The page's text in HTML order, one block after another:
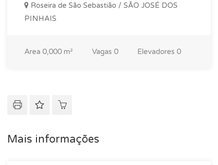
Roseira de São Sebastião / SÃO JOSÉ DOS
PINHAIS
Area 0,000 m² Vagas 0 Elevadores 0
Mais informações